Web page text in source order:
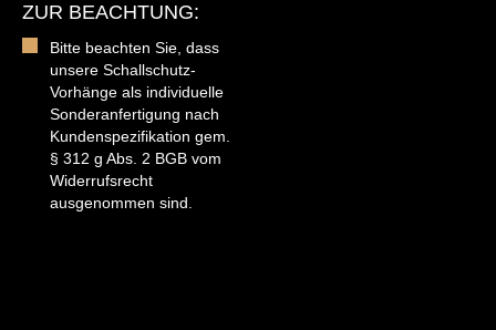
ZUR BEACHTUNG:
Bitte beachten Sie, dass
unsere Schallschutz-
Vorhänge als individuelle
Sonderanfertigung nach
Kundenspezifikation gem.
§ 312 g Abs. 2 BGB vom
Widerrufsrecht
ausgenommen sind.